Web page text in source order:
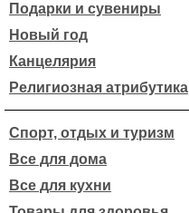
Подарки и сувениры
Новый год
Канцелярия
Религиозная атрибутика
Спорт, отдых и туризм
Все для дома
Все для кухни